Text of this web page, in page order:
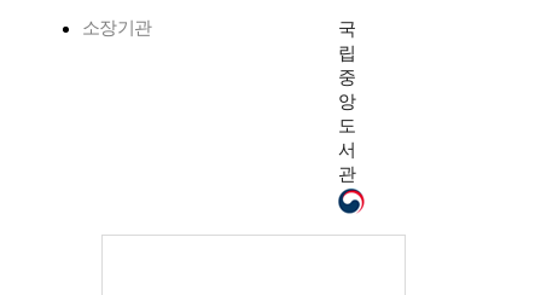
소장기관
국
립
중
앙
도
서
관